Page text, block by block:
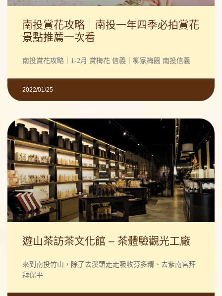
南投賞花攻略｜南投一年四季必拍賞花
景點推薦一次看
南投賞花攻略｜1-2月 賞梅花 信義｜柳家梅園 南投信義
2022/01/25
遊山茶訪茶文化館 – 茶體驗觀光工廠
來到南投竹山，除了去溪頭走走吸收芬多精、去紫南宮拜
拜保平